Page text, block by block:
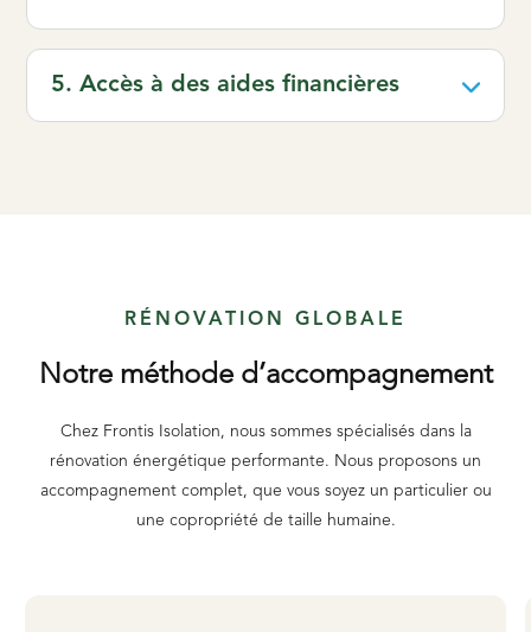
5. Accès à des aides financières
RÉNOVATION GLOBALE
Notre méthode d’accompagnement
Chez Frontis Isolation, nous sommes spécialisés dans la
rénovation énergétique performante. Nous proposons un
accompagnement complet, que vous soyez un particulier ou
une copropriété de taille humaine.